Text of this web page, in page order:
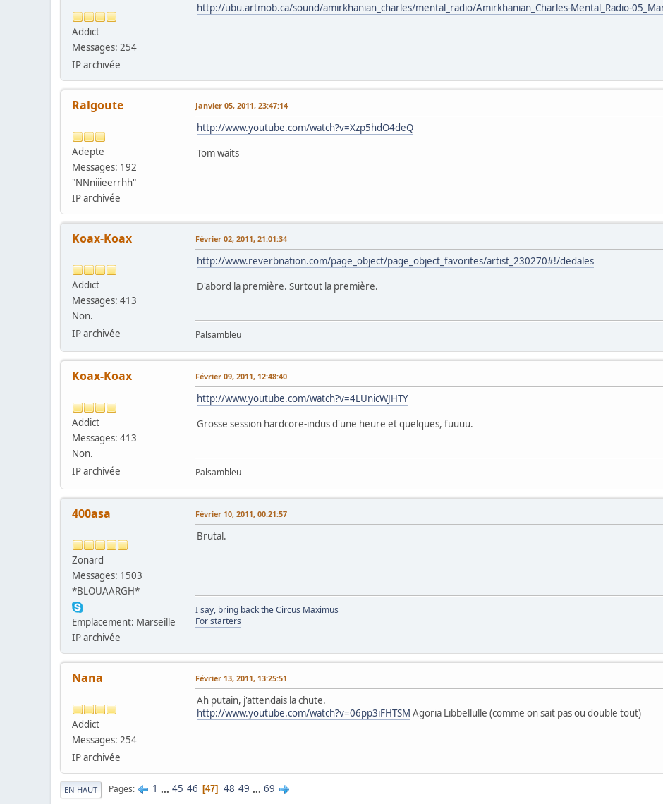
Addict
Messages: 254
IP archivée
http://ubu.artmob.ca/sound/amirkhanian_charles/mental_radio/Amirkhanian_Charles-Mental_Radio-
Ralgoute
Adepte
Messages: 192
"NNniiieerrhh"
IP archivée
Janvier 05, 2011, 23:47:14
http://www.youtube.com/watch?v=Xzp5hdO4deQ
Tom waits
Koax-Koax
Addict
Messages: 413
Non.
IP archivée
Février 02, 2011, 21:01:34
http://www.reverbnation.com/page_object/page_object_favorites/artist_230270#!/dedales
D'abord la première. Surtout la première.
Palsambleu
Koax-Koax
Addict
Messages: 413
Non.
IP archivée
Février 09, 2011, 12:48:40
http://www.youtube.com/watch?v=4LUnicWJHTY
Grosse session hardcore-indus d'une heure et quelques, fuuuu.
Palsambleu
400asa
Zonard
Messages: 1503
*BLOUAARGH*
Emplacement: Marseille
IP archivée
Février 10, 2011, 00:21:57
Brutal.
I say, bring back the Circus Maximus
For starters
Nana
Addict
Messages: 254
IP archivée
Février 13, 2011, 13:25:51
Ah putain, j'attendais la chute.
http://www.youtube.com/watch?v=06pp3iFHTSM Agoria Libbellulle (comme on sait pas ou double tout)
EN HAUT Pages 1 ... 45 46 47 48 49 ... 69